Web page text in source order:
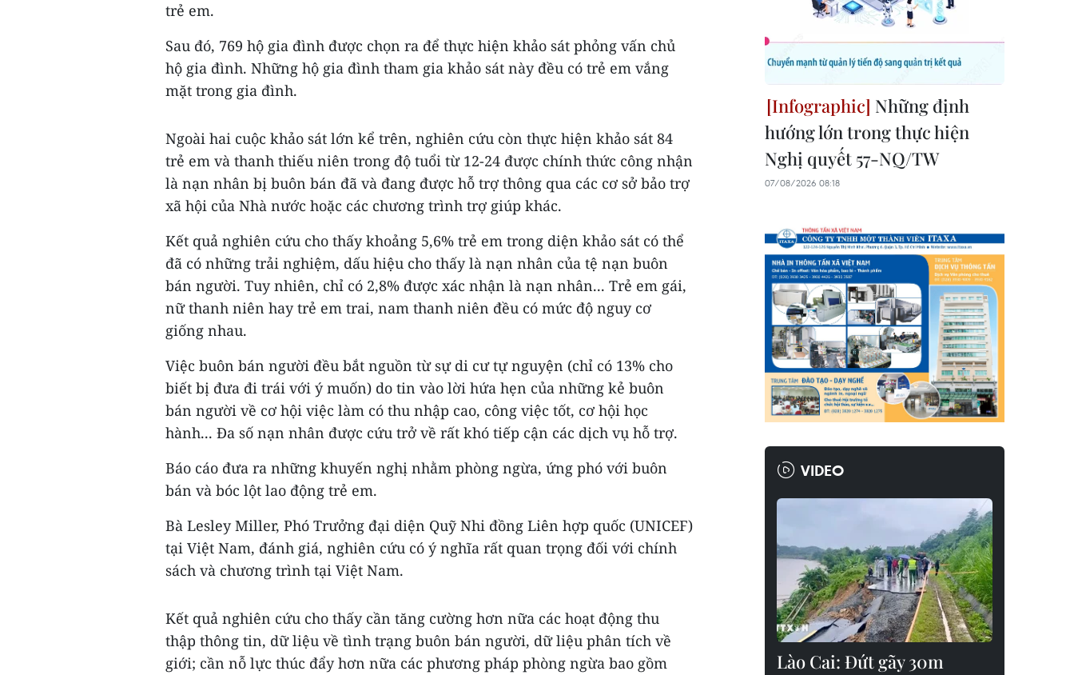
trẻ em.
Sau đó, 769 hộ gia đình được chọn ra để thực hiện khảo sát phỏng vấn chủ
hộ gia đình. Những hộ gia đình tham gia khảo sát này đều có trẻ em vắng
mặt trong gia đình.
Ngoài hai cuộc khảo sát lớn kể trên, nghiên cứu còn thực hiện khảo sát 84
trẻ em và thanh thiếu niên trong độ tuổi từ 12-24 được chính thức công nhận
là nạn nhân bị buôn bán đã và đang được hỗ trợ thông qua các cơ sở bảo trợ
xã hội của Nhà nước hoặc các chương trình trợ giúp khác.
Kết quả nghiên cứu cho thấy khoảng 5,6% trẻ em trong diện khảo sát có thể
đã có những trải nghiệm, dấu hiệu cho thấy là nạn nhân của tệ nạn buôn
bán người. Tuy nhiên, chỉ có 2,8% được xác nhận là nạn nhân... Trẻ em gái,
nữ thanh niên hay trẻ em trai, nam thanh niên đều có mức độ nguy cơ
giống nhau.
Việc buôn bán người đều bắt nguồn từ sự di cư tự nguyện (chỉ có 13% cho
biết bị đưa đi trái với ý muốn) do tin vào lời hứa hẹn của những kẻ buôn
bán người về cơ hội việc làm có thu nhập cao, công việc tốt, cơ hội học
hành... Đa số nạn nhân được cứu trở về rất khó tiếp cận các dịch vụ hỗ trợ.
Báo cáo đưa ra những khuyến nghị nhằm phòng ngừa, ứng phó với buôn
bán và bóc lột lao động trẻ em.
Bà Lesley Miller, Phó Trưởng đại diện Quỹ Nhi đồng Liên hợp quốc (UNICEF)
tại Việt Nam, đánh giá, nghiên cứu có ý nghĩa rất quan trọng đối với chính
sách và chương trình tại Việt Nam.
Kết quả nghiên cứu cho thấy cần tăng cường hơn nữa các hoạt động thu
thập thông tin, dữ liệu về tình trạng buôn bán người, dữ liệu phân tích về
giới; cần nỗ lực thúc đẩy hơn nữa các phương pháp phòng ngừa bao gồm
Những định
hướng lớn trong thực hiện
Nghị quyết 57-NQ/TW
07/08/2026 08:18
VIDEO
Lào Cai: Đứt gãy 30m